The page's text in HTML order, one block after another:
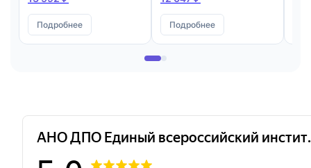
Подробнее Подробнее